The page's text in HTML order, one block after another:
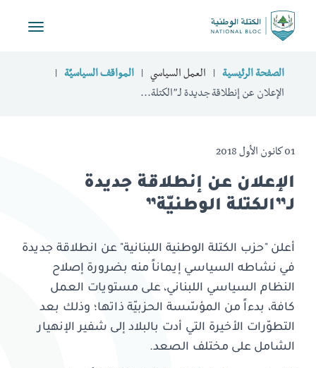
Toggle
الصفحة الرئيسية العمل السياسي
المواقف السياسيّة
الإعلان عن إنطلاقة جديدة لـ”الكتلة...
01 كانون الأول 2018
الإعلان عن إنطلاقة جديدة
لـ”الكتلة الوطنيّة”
أعلن "حزب الكتلة الوطنية اللبنانية" عن انطلاقة جديدة
في نشاطه السياسي إيماناً منه بضرورة إصلاح
النظام السياسي اللبناني، على مستويات العمل
كافة، بدءاً من المؤسّسة الحزبيّة ذاتها؛ وذلك بعد
التطوّرات الأخيرة التي أدت بالبلاد إلى شفير الإنهيار
الشامل على مختلف الصعد.